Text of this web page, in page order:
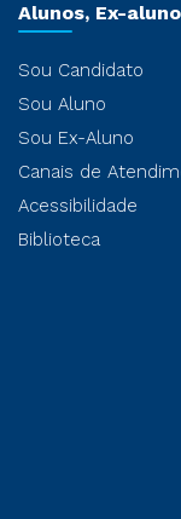
Alunos, Ex-
Sou Candidato
Sou Aluno
Sou Ex-Aluno
Canais de
Acessibilidade
Biblioteca